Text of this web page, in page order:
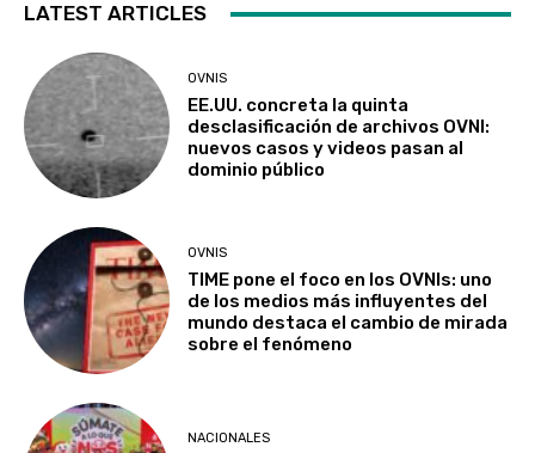
LATEST ARTICLES
OVNIS
EE.UU. concreta la quinta
desclasificación de archivos OVNI:
nuevos casos y videos pasan al
dominio público
OVNIS
TIME pone el foco en los OVNIs: uno
de los medios más influyentes del
mundo destaca el cambio de mirada
sobre el fenómeno
NACIONALES